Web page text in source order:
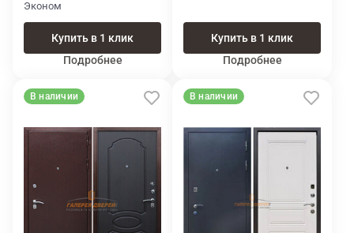
Эконом
Купить в 1 клик
Подробнее
Купить в 1 клик
Подробнее
В наличии В наличии